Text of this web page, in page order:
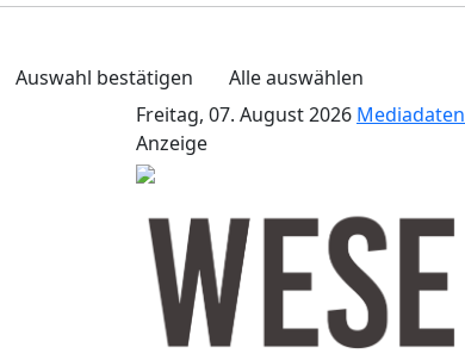
Auswahl bestätigen
Alle auswählen
Freitag, 07. August 2026 Mediadaten
Anzeige